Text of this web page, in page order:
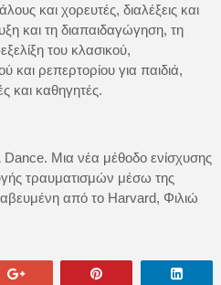
και χορευτές, διαλέξεις και
και τη διαπαιδαγώγηση, τη
του κλασικού,
και ρεπερτορίου για παιδιά,
και καθηγητές.
Dance. Μια νέα μέθοδο ενίσχυσης
τραυματισμών μέσω της
από το Harvard, Φιλιώ